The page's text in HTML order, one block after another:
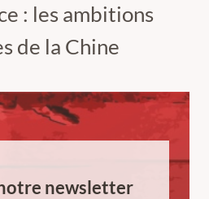
: les ambitions
de la Chine
newsletter